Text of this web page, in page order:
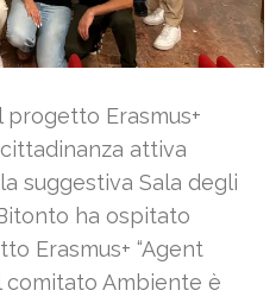
Erasmus+
attiva
suggestiva Sala degli
ha ospitato
Erasmus+ “Agent
comitato Ambiente è